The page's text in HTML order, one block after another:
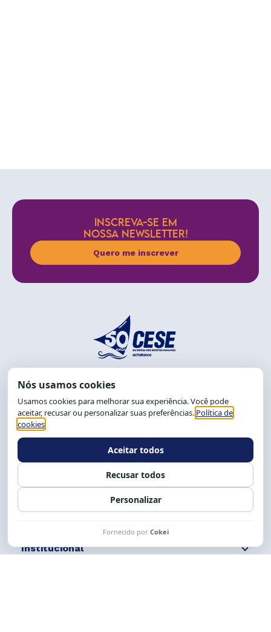
INSCREVA-SE EM
NOSSA NEWSLETTER!
Quero me inscrever
End.: R. da Graça, 150. Graça
CEP: 40.150-055
Salvador-BA, Brasil.
Tel.: (71) 2104-5457, Cel.: (71) 9 9239-2104 ou 2105
Expediente: 8h às 12h e 13 às 17h.
Siga nossas redes Fale conosco
Institucional